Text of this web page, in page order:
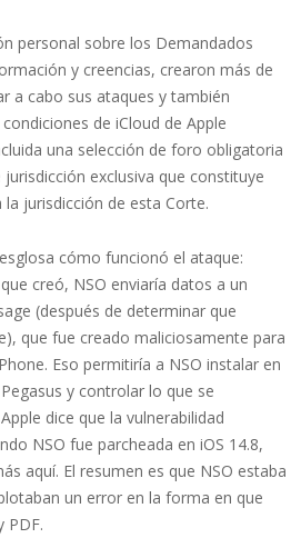
personal sobre los Demandados
y creencias, crearon más de
a cabo sus ataques y también
de iCloud de Apple
una selección de foro obligatoria
exclusiva que constituye
jurisdicción de esta Corte.
cómo funcionó el ataque:
creó, NSO enviaría datos a un
(después de determinar que
que fue creado maliciosamente para
Eso permitiría a NSO instalar en
y controlar lo que se
dice que la vulnerabilidad
NSO fue parcheada en iOS 14.8,
aquí. El resumen es que NSO estaba
un error en la forma en que
PDF.